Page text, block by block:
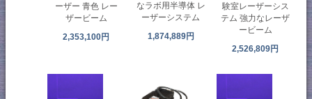
ーザー 青色 レー
ザービーム
2,353,100円
なラボ用半導体 レ
ーザーシステム
1,874,889円
験室レーザーシス
テム 強力なレーザ
ービーム
2,526,809円